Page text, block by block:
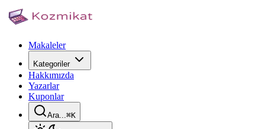
Makaleler
Kategoriler
Hakkımızda
Yazarlar
Kuponlar
Ara...⌘K